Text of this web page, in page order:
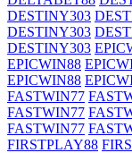
DESTINY303
DESTINY303
DESTINY303
EPICWIN88
EPICWIN88
FASTWIN77
FASTWIN77
FASTWIN77
FIRSTPLAY88